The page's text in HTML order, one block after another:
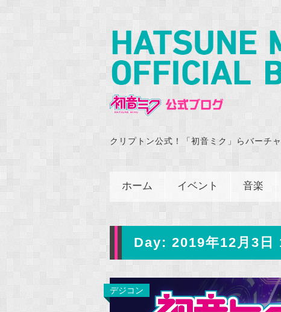
クリプトン公式！「初音ミク」らバーチ
ホーム イベント 音楽
Day: 2019年12月3日
デジコン